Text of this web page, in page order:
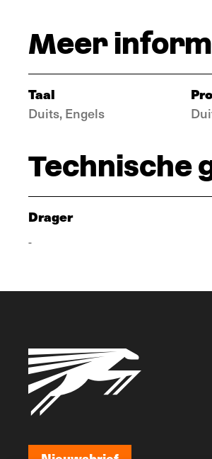
Meer
Taal
Duits, Engels
Technische
Drager
-